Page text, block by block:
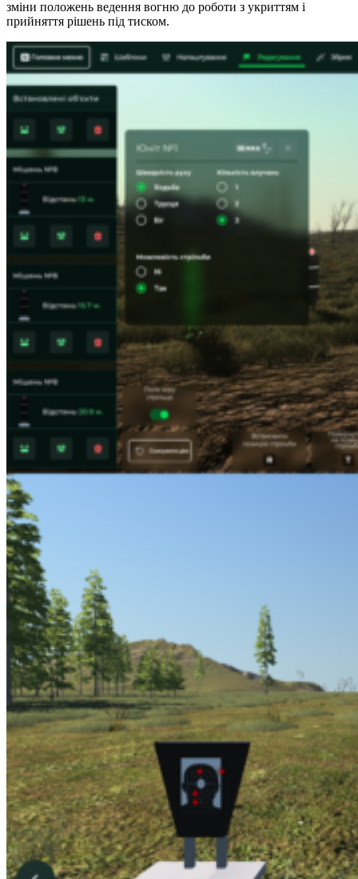
зміни положень ведення вогню до роботи з укриттям і
прийняття рішень під тиском.